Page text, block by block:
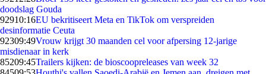
doodslag Gouda
92910:16EU bekritiseert Meta en TikTok om verspreiden
desinformatie Ceuta
92309:49Vrouw krijgt 30 maanden cel voor afpersing 12-jarige
misdienaar in kerk
85209:45Trailers kijken: de bioscoopreleases van week 32